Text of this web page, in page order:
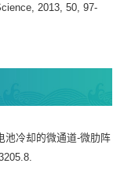
2013, 50, 97-
池冷却的微通道-微肋阵